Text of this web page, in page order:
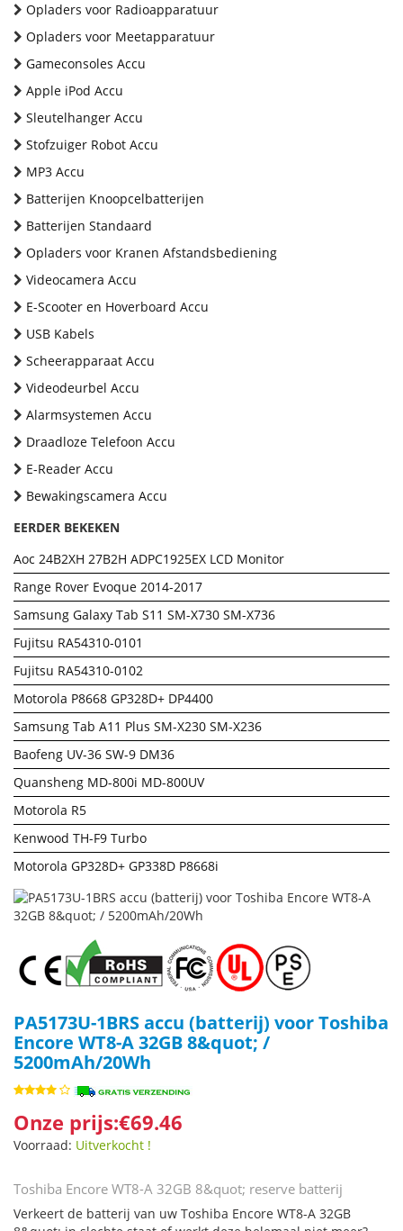
Opladers voor Radioapparatuur
Opladers voor Meetapparatuur
Gameconsoles Accu
Apple iPod Accu
Sleutelhanger Accu
Stofzuiger Robot Accu
MP3 Accu
Batterijen Knoopcelbatterijen
Batterijen Standaard
Opladers voor Kranen Afstandsbediening
Videocamera Accu
E-Scooter en Hoverboard Accu
USB Kabels
Scheerapparaat Accu
Videodeurbel Accu
Alarmsystemen Accu
Draadloze Telefoon Accu
E-Reader Accu
Bewakingscamera Accu
EERDER BEKEKEN
Aoc 24B2XH 27B2H ADPC1925EX LCD Monitor
Range Rover Evoque 2014-2017
Samsung Galaxy Tab S11 SM-X730 SM-X736
Fujitsu RA54310-0101
Fujitsu RA54310-0102
Motorola P8668 GP328D+ DP4400
Samsung Tab A11 Plus SM-X230 SM-X236
Baofeng UV-36 SW-9 DM36
Quansheng MD-800i MD-800UV
Motorola R5
Kenwood TH-F9 Turbo
Motorola GP328D+ GP338D P8668i
PA5173U-1BRS accu (batterij) voor Toshiba
Encore WT8-A 32GB 8&quot; /
5200mAh/20Wh
Onze prijs:€69.46
Voorraad: Uitverkocht !
Toshiba Encore WT8-A 32GB 8&quot; reserve batterij
Verkeert de batterij van uw Toshiba Encore WT8-A 32GB